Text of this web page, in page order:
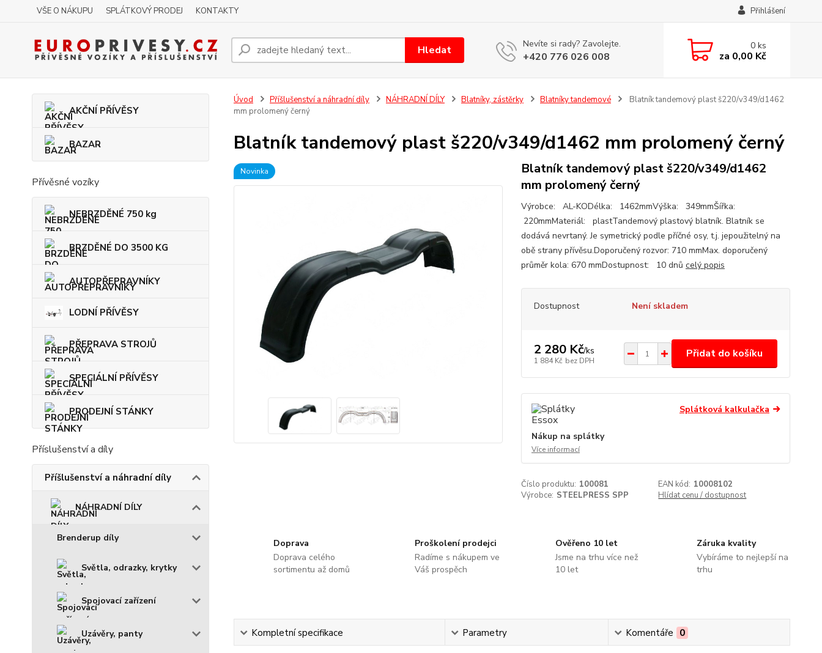
VŠE O NÁKUPU SPLÁTKOVÝ PRODEJ KONTAKTY Přihlášení
Hledat Nevíte si rady? Zavolejte.
+420 776 026 008
0ks
za 0,00 Kč
AKČNÍ PŘÍVĚSY
BAZAR
Přívěsné vozíky
NEBRZDĚNÉ 750 kg
BRZDĚNÉ DO 3500 KG
AUTOPŘEPRAVNÍKY
LODNÍ PŘÍVĚSY
PŘEPRAVA STROJŮ
SPECIÁLNÍ PŘÍVĚSY
PRODEJNÍ STÁNKY
Příslušenství a díly
Příšlušenství a náhradní díly
NÁHRADNÍ DÍLY
Brenderup díly
Světla, odrazky, krytky
Spojovací zařízení
Uzávěry, panty
Úvod Příšlušenství a náhradní díly NÁHRADNÍ DÍLY Blatníky, zástěrky Blatníky tandemové
Blatník tandemový plast š220/v349/d1462
mm prolomený černý
Blatník tandemový plast š220/v349/d1462 mm prolomený černý
Novinka
Blatník tandemový plast š220/v349/d1462
mm prolomený černý
Výrobce: AL-KODélka: 1462mmVýška: 349mmŠířka:
220mmMateriál: plastTandemový plastový blatník. Blatník se
dodává nevrtaný. Je symetrický podle příčné osy, t.j. jepoužitelný na
obě strany přívěsu.Doporučený rozvor: 710 mmMax. doporučený
průměr kola: 670 mmDostupnost: 10 dnů celý popis
Dostupnost Není skladem
2 280 Kč/ks
1 884 Kč bez DPH
Přidat do košíku
Splátková kalkulačka
Nákup na splátky
Více informací
Číslo produktu: 100081 EAN kód: 10008102
Výrobce: STEELPRESS SPP Hlídat cenu / dostupnost
Doprava
Doprava celého
sortimentu až domů
Proškolení prodejci
Radíme s nákupem ve
Váš prospěch
Ověřeno 10 let
Jsme na trhu více než
10 let
Záruka kvality
Vybíráme to nejlepší na
trhu
Kompletní specifikace Parametry Komentáře 0